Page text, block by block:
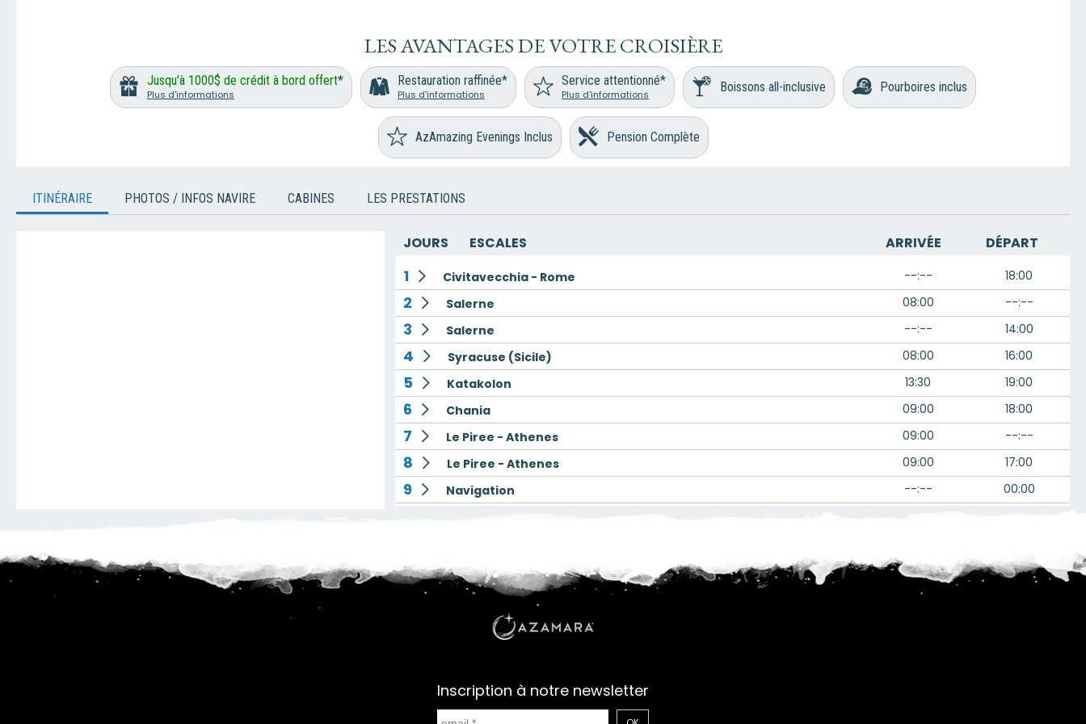
LES AVANTAGES DE VOTRE CROISIÈRE
Jusqu'à 1000$ de crédit à bord offert*
Plus d'informations
Restauration raffinée*
Plus d'informations
Service attentionné*
Plus d'informations Boissons all-inclusive Pourboires inclus
AzAmazing Evenings Inclus Pension Complète
ITINÉRAIRE PHOTOS / INFOS NAVIRE CABINES LES PRESTATIONS
JOURS ESCALES ARRIVÉE DÉPART
1 Civitavecchia - Rome --:-- 18:00
2 Salerne 08:00 --:--
3 Salerne --:-- 14:00
4 Syracuse (Sicile) 08:00 16:00
5 Katakolon 13:30 19:00
6 Chania 09:00 18:00
7 Le Piree - Athenes 09:00 --:--
8 Le Piree - Athenes 09:00 17:00
9 Navigation --:-- 00:00
12 Navigation --:-- 00:00
Heraklion 08:00
Navigation
Naples
Inscription à notre newsletter